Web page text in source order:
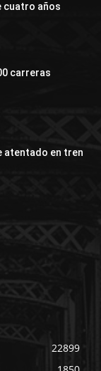
cuatro años
carreras
atentado en tren
22899